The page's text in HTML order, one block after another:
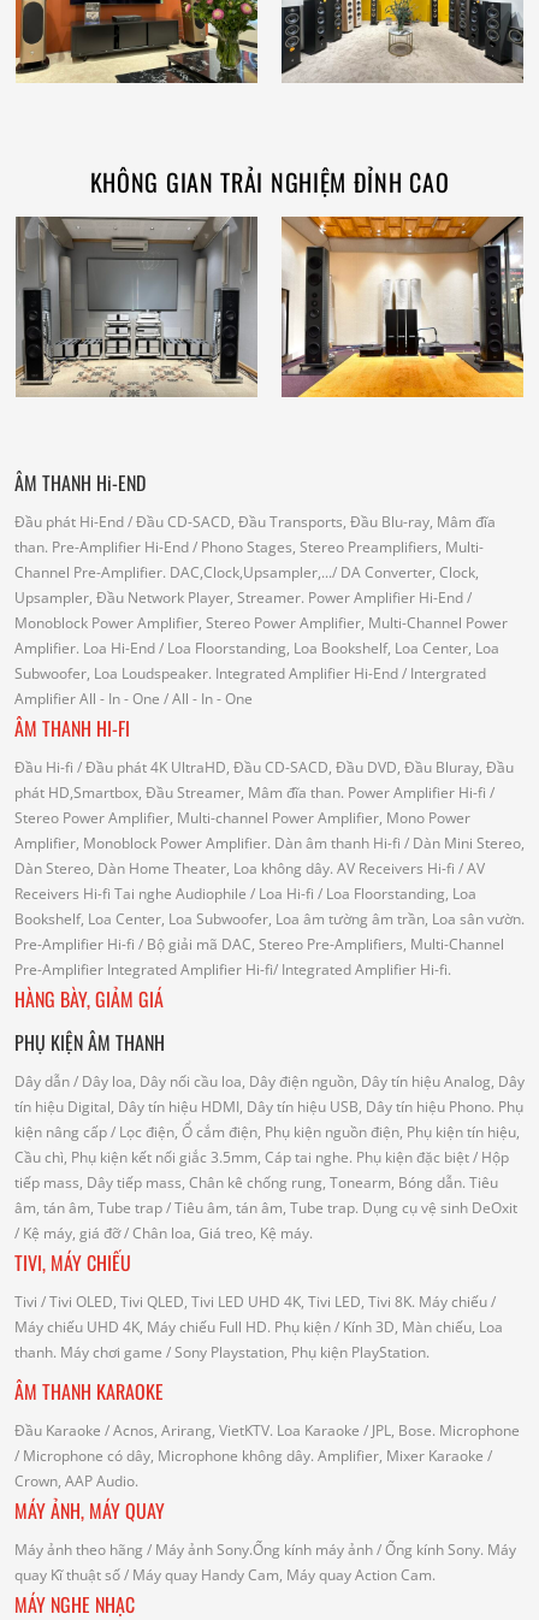
KHÔNG GIAN TRẢI NGHIỆM ĐỈNH CAO
ÂM THANH Hi-END
Đầu phát Hi-End/ Đầu CD-SACD, Đầu Transports, Đầu Blu-ray, Mâm đĩa
than. Pre-Amplifier Hi-End/ Phono Stages, Stereo Preamplifiers, Multi-
Channel Pre-Amplifier. DAC,Clock,Upsampler,.../ DA Converter, Clock,
Upsampler, Đầu Network Player, Streamer. Power Amplifier Hi-End/
Monoblock Power Amplifier, Stereo Power Amplifier, Multi-Channel Power
Amplifier. Loa Hi-End/ Loa Floorstanding, Loa Bookshelf, Loa Center, Loa
Subwoofer, Loa Loudspeaker. Integrated Amplifier Hi-End/ Intergrated
AmplifierAll - In - One / All - In - One
ÂM THANH HI-FI
Đầu Hi-fi / Đầu phát 4K UltraHD, Đầu CD-SACD, Đầu DVD, Đầu Bluray, Đầu
phát HD,Smartbox, Đầu Streamer, Mâm đĩa than. Power Amplifier Hi-fi /
Stereo Power Amplifier, Multi-channel Power Amplifier, Mono Power
Amplifier, Monoblock Power Amplifier. Dàn âm thanh Hi-fi / Dàn Mini Stereo,
Dàn Stereo, Dàn Home Theater, Loa không dây. AV Receivers Hi-fi / AV
Receivers Hi-fi Tai nghe Audiophile / Loa Hi-fi / Loa Floorstanding, Loa
Bookshelf, Loa Center, Loa Subwoofer, Loa âm tường âm trần, Loa sân vườn.
Pre-Amplifier Hi-fi / Bộ giải mã DAC, Stereo Pre-Amplifiers, Multi-Channel
Pre-Amplifier Integrated Amplifier Hi-fi/ Integrated Amplifier Hi-fi.
HÀNG BÀY, GIẢM GIÁ
PHỤ KIỆN ÂM THANH
Dây dẫn/ Dây loa, Dây nối cầu loa, Dây điện nguồn, Dây tín hiệu Analog, Dây
tín hiệu Digital, Dây tín hiệu HDMI, Dây tín hiệu USB, Dây tín hiệu Phono. Phụ
kiện nâng cấp/ Lọc điện, Ổ cắm điện, Phụ kiện nguồn điện, Phụ kiện tín hiệu,
Cầu chì, Phụ kiện kết nối giắc 3.5mm, Cáp tai nghe. Phụ kiện đặc biệt/ Hộp
tiếp mass, Dây tiếp mass, Chân kê chống rung, Tonearm, Bóng dẫn. Tiêu
âm, tán âm, Tube trap/ Tiêu âm, tán âm, Tube trap. Dụng cụ vệ sinh DeOxit
/ Kệ máy, giá đỡ/ Chân loa, Giá treo, Kệ máy.
TIVI, MÁY CHIẾU
Tivi / Tivi OLED, Tivi QLED, Tivi LED UHD 4K, Tivi LED, Tivi 8K. Máy chiếu/
Máy chiếu UHD 4K, Máy chiếu Full HD. Phụ kiện/ Kính 3D, Màn chiếu, Loa
thanh. Máy chơi game / Sony Playstation, Phụ kiện PlayStation.
ÂM THANH KARAOKE
Đầu Karaoke / Acnos, Arirang, VietKTV. Loa Karaoke / JPL, Bose. Microphone
/ Microphone có dây, Microphone không dây. Amplifier, Mixer Karaoke /
Crown, AAP Audio.
MÁY ẢNH, MÁY QUAY
Máy ảnh theo hãng / Máy ảnh Sony.Ống kính máy ảnh / Ống kính Sony. Máy
quay Kĩ thuật số/ Máy quay Handy Cam, Máy quay Action Cam.
MÁY NGHE NHẠC